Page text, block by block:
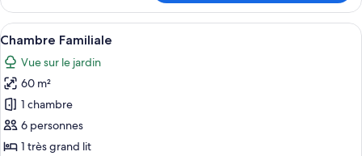
pour
1
personne,
vue
mer
le
type
de
chambre
Chambre
Double
pour
personne,
vue
Afficher
toutes
les
photos
pour
ce
type
Une chambre d’hôtel avec deux
4
Chambre Familiale
Vue sur le jardin
60 m²
1 chambre
6 personnes
1 très grand lit